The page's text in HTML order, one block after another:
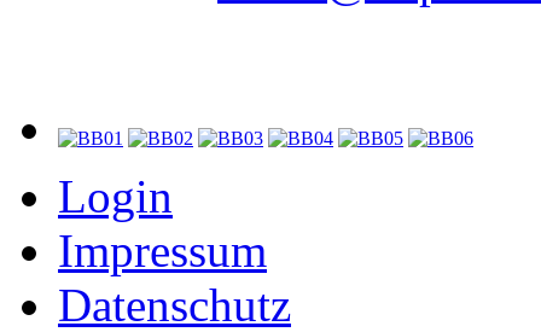
Login
Impressum
Datenschutz